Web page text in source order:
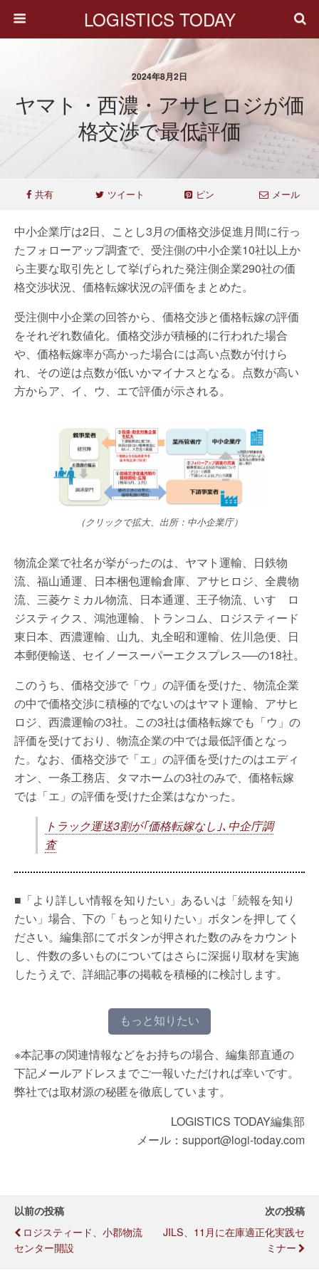
LOGISTICS TODAY
2024年8月2日
ヤマト・西濃・アサヒロジが価
格交渉で最低評価
共有 ツイート ピン メール
中小企業庁は2日、ことし3月の価格交渉促進月間に行っ
たフォローアップ調査で、受注側の中小企業10社以上か
ら主要な取引先として挙げられた発注側企業290社の価
格交渉状況、価格転嫁状況の評価をまとめた。
受注側中小企業の回答から、価格交渉と価格転嫁の評価
をそれぞれ数値化。価格交渉が積極的に行われた場合
や、価格転嫁率が高かった場合には高い点数が付けら
れ、その逆は点数が低いかマイナスとなる。点数が高い
方からア、イ、ウ、エで評価が示される。
（クリックで拡大、出所：中小企業庁）
物流企業で社名が挙がったのは、ヤマト運輸、日鉄物
流、福山通運、日本梱包運輸倉庫、アサヒロジ、全農物
流、三菱ケミカル物流、日本通運、王子物流、いすゞロ
ジスティクス、鴻池運輸、トランコム、ロジスティード
東日本、西濃運輸、山九、丸全昭和運輸、佐川急便、日
本郵便輸送、セイノースーパーエクスプレス──の18社。
このうち、価格交渉で「ウ」の評価を受けた、物流企業
の中で価格交渉に積極的でないのはヤマト運輸、アサヒ
ロジ、西濃運輸の3社。この3社は価格転嫁でも「ウ」の
評価を受けており、物流企業の中では最低評価となっ
た。なお、価格交渉で「エ」の評価を受けたのはエディ
オン、一条工務店、タマホームの3社のみで、価格転嫁
では「エ」の評価を受けた企業はなかった。
トラック運送3割が｢価格転嫁なし｣､中企庁調
査
■「より詳しい情報を知りたい」あるいは「続報を知り
たい」場合、下の「もっと知りたい」ボタンを押してく
ださい。編集部にてボタンが押された数のみをカウント
し、件数の多いものについてはさらに深掘り取材を実施
したうえで、詳細記事の掲載を積極的に検討します。
もっと知りたい
※本記事の関連情報などをお持ちの場合、編集部直通の
下記メールアドレスまでご一報いただければ幸いです。
弊社では取材源の秘匿を徹底しています。
LOGISTICS TODAY編集部
メール：support@logi-today.com
以前の投稿
ロジスティード、小郡物流
センター開設
次の投稿
JILS、11月に在庫適正化実践セ
ミナー